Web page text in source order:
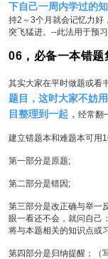
下自己一周内学过的知
持2～3个月就会记忆力好
突飞猛进。--此法用于预习
06，必备一本错题
其实大家在平时做题或看
题目，这时大家不妨
目整理到一起， 经常翻
建立错题本和难题本可用
第一部分是原题;
第二部分是错因;
第三部分是改正确与举一
眼一看还不会，就问自己
将与本题相关的知识点或
第四部分是归纳提醒；（